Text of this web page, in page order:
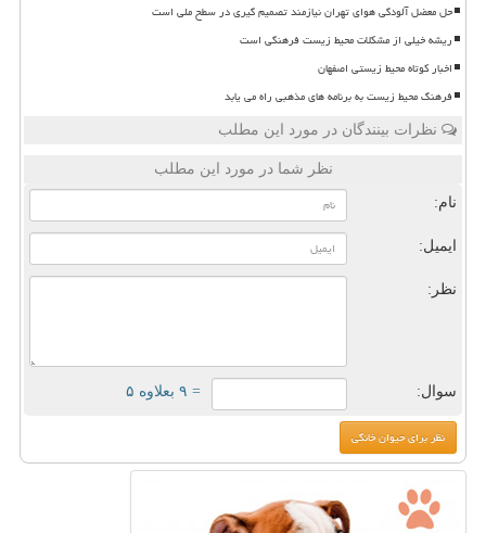
حل معضل آلودگی هوای تهران نیازمند تصمیم گیری در سطح ملی است
ریشه خیلی از مشکلات محیط زیست فرهنگی است
اخبار کوتاه محیط زیستی اصفهان
فرهنگ محیط زیست به برنامه های مذهبی راه می یابد
نظرات بینندگان در مورد این مطلب
نظر شما در مورد این مطلب
نام:
ایمیل:
نظر:
سوال: = ۹ بعلاوه ۵